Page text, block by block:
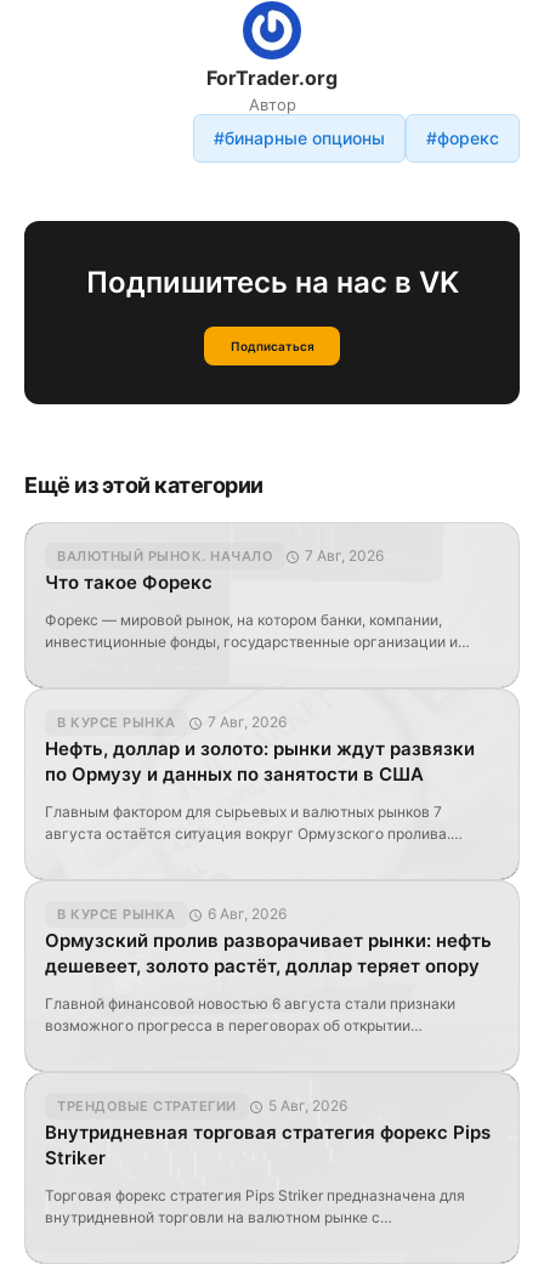
ForTrader.org
Автор
#бинарные опционы #форекс
Подпишитесь на нас в VK
Подписаться
Ещё из этой категории
ВАЛЮТНЫЙ РЫНОК. НАЧАЛО 7 Авг, 2026
Что такое Форекс
Форекс — мировой рынок, на котором банки, компании,
инвестиционные фонды, государственные организации и
профессиональной среде также используется сокращение FX.
В отличие от фондового рынка, Форекс не сосредоточен на
одной бирже. Большинство валютных операций заключается
В КУРСЕ РЫНКА 7 Авг, 2026
Нефть, доллар и золото: рынки ждут развязки
по Ормузу и данных по занятости в США
Главным фактором для сырьевых и валютных рынков 7
августа остаётся ситуация вокруг Ормузского пролива.
Одновременно рынки ждут свежих данных по занятости в
США, которые могут изменить прогноз по процентным ставкам
ФРС. Нефть возвращает геополитические риски Иран
В КУРСЕ РЫНКА 6 Авг, 2026
Ормузский пролив разворачивает рынки: нефть
дешевеет, золото растёт, доллар теряет опору
Главной финансовой новостью 6 августа стали признаки
возможного прогресса в переговорах об открытии
пока торгуют не свершившийся факт, а вероятность
дипломатической развязки. Дипломатия вытесняет
геополитические риски Иран сообщил о достижении
ТРЕНДОВЫЕ СТРАТЕГИИ 5 Авг, 2026
Внутридневная торговая стратегия форекс Pips
Striker
Торговая форекс стратегия Pips Striker предназначена для
внутридневной торговли на валютном рынке с
элементы трендовой торговли, а также показатели